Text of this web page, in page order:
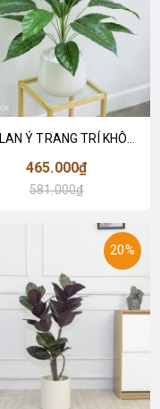
465.000₫
581.000₫
20%